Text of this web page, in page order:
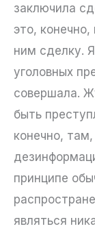
заключила
это, конечно,
ним сделку. Я
уголовных
совершала.
быть
конечно,
принципе
являться